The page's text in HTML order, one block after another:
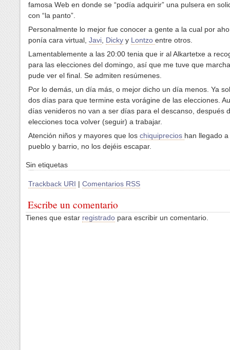
famosa Web en donde se “podía adquirir” una pulsera en
con “la panto”.
Personalmente lo mejor fue conocer a gente a la cual por
ponía cara virtual, Javi Dicky y Lontzo entre otros.
Lamentablemente a las 20:00 tenia que ir al Alkartetxe a
para las elecciones del domingo, así que me tuve que
pude ver el final. Se admiten resúmenes.
Por lo demás, un día más, o mejor dicho un día menos. Ya
dos días para que termine esta vorágine de las elecciones.
días venideros no van a ser días para el descanso, después
elecciones toca volver (seguir) a trabajar.
Atención niños y mayores que los chiquiprecios han llegado
pueblo y barrio, no los dejéis escapar.
Sin etiquetas
Trackback URI | Comentarios RSS
Escribe un comentario
Tienes que estar registrado para escribir un comentario.